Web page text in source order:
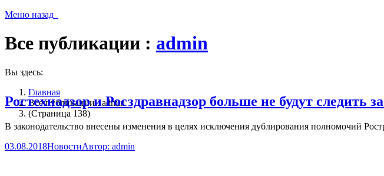
Меню назад
Все публикации : admin
Вы здесь:
Главная
Все публикации : admin
(Страница 138)
Ростехнадзор и Росздравнадзор больше не будут следить
В законодательство внесены изменения в целях исключения дублирования полномочий
03.08.2018НовостиАвтор: admin